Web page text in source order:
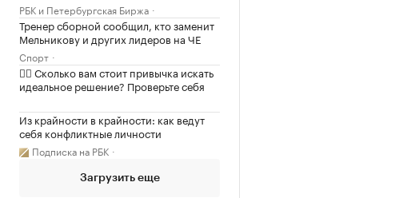
РБК и Петербургская Биржа
Тренер сборной сообщил, кто заменит
Мельникову и других лидеров на ЧЕ
Спорт
✍🏻 Сколько вам стоит привычка искать
идеальное решение? Проверьте себя
Из крайности в крайности: как ведут
себя конфликтные личности
Подписка на РБК
Загрузить еще